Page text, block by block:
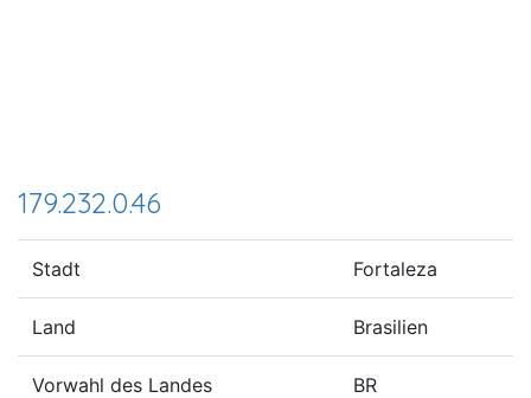
179.232.0.46
Stadt Fortaleza
Land Brasilien
Vorwahl des Landes BR